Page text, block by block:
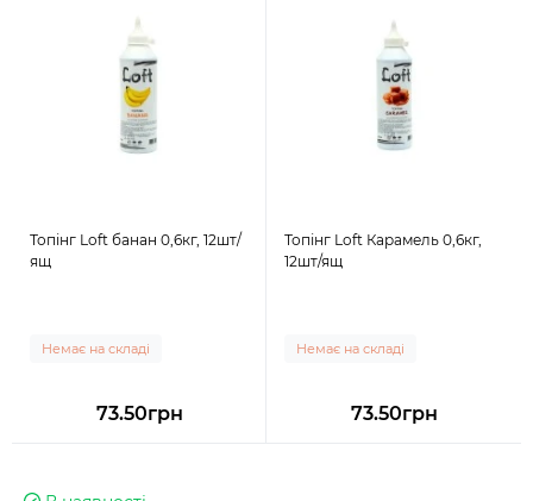
Топінг Loft банан 0,6кг, 12шт/
ящ
Немає на складі
73.50грн
Топінг Loft Карамель 0,6кг,
12шт/ящ
Немає на складі
73.50грн